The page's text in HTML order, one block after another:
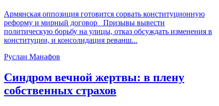
Армянская оппозиция готовится сорвать конституционную
реформу и мирный договор Призывы вывести
политическую борьбу на улицы, отказ обсуждать изменения в
конституции, и консолидация реванш...
Руслан Манафов
Синдром вечной жертвы: в плену
собственных страхов